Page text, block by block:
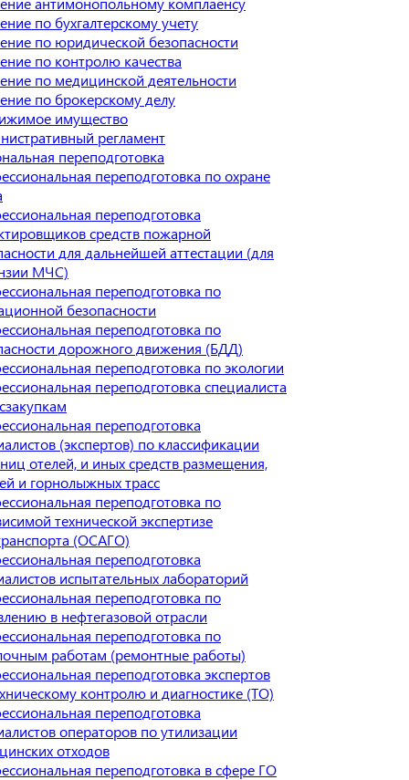
по бухгалтерскому учету
по юридической безопасности
по контролю качества
по медицинской деятельности
по брокерскому делу
имущество
регламент
переподготовка
переподготовка по охране
переподготовка
средств пожарной
для дальнейшей аттестации (для
МЧС)
переподготовка по
безопасности
переподготовка по
дорожного движения (БДД)
переподготовка по экологии
переподготовка специалиста
переподготовка
(экспертов) по классификации
отелей, и иных средств размещения,
и горнолыжных трасс
переподготовка по
технической экспертизе
(ОСАГО)
переподготовка
испытательных лабораторий
переподготовка по
в нефтегазовой отрасли
переподготовка по
работам (ремонтные работы)
переподготовка экспертов
контролю и диагностике (ТО)
переподготовка
операторов по утилизации
отходов
переподготовка в сфере ГО